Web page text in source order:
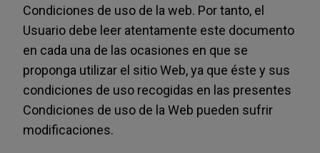
Condiciones de uso de la web. Por tanto, el
Usuario debe leer atentamente este documento
en cada una de las ocasiones en que se
proponga utilizar el sitio Web, ya que éste y sus
condiciones de uso recogidas en las presentes
Condiciones de uso de la Web pueden sufrir
modificaciones.